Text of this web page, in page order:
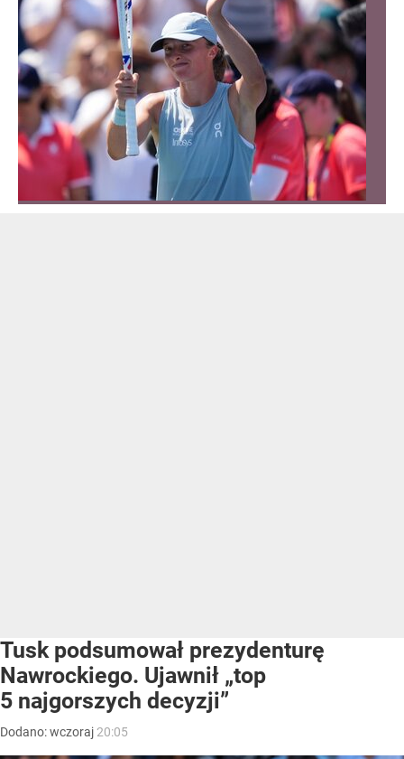
Tusk podsumował prezydenturę
Nawrockiego. Ujawnił „top
5 najgorszych decyzji”
Dodano:wczoraj 20:05